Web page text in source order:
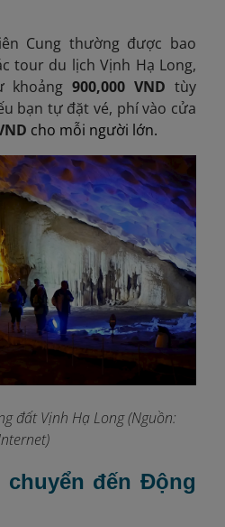
Cung thường được bao
tour du lịch Vịnh Hạ Long,
khoảng900,000 VND tùy
bạn tự đặt vé, phí vào cửa
cho mỗi người lớn.
đất Vịnh Hạ Long (Nguồn:
chuyển đến Động